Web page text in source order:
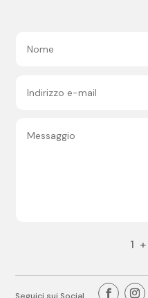
1
Seguici sui Social